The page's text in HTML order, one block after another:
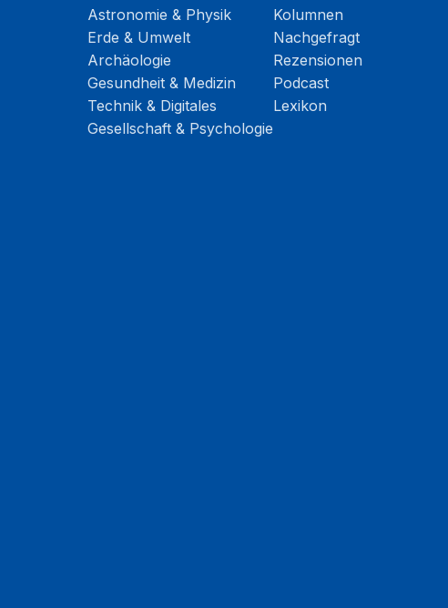
Astronomie & Physik
Erde & Umwelt
Archäologie
Gesundheit & Medizin
Technik & Digitales
Gesellschaft & Psychologie
Kolumnen
Nachgefragt
Rezensionen
Podcast
Lexikon